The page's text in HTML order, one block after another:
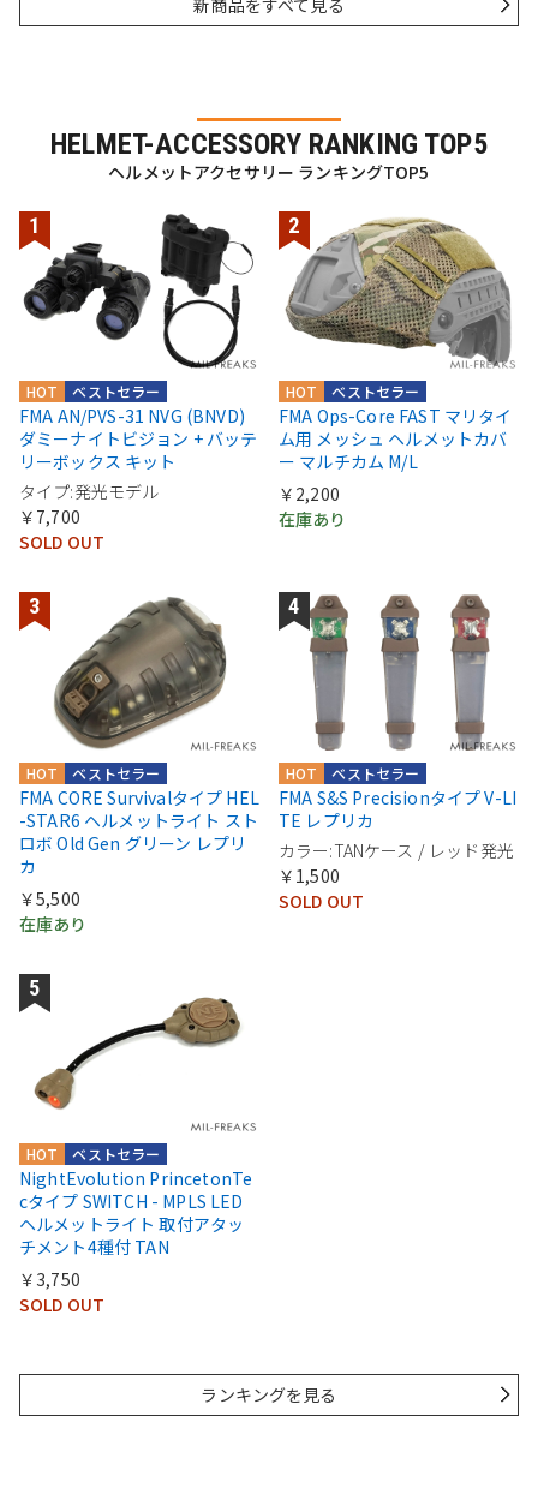
HELMET-ACCESSORY RANKING TOP5
ヘルメットアクセサリー ランキングTOP5
ベストセラー
HOT
FMA AN/PVS-31 NVG (BNVD)
ダミーナイトビジョン + バッテ
リーボックス キット
タイプ:発光モデル
￥7,700
SOLD OUT
ベストセラー
HOT
FMA Ops-Core FAST マリタイ
ム用 メッシュ ヘルメットカバ
ー マルチカム M/L
￥2,200
在庫あり
ベストセラー
HOT
FMA CORE Survivalタイプ HEL
-STAR6 ヘルメットライト スト
ロボ Old Gen グリーン レプリ
カ
￥5,500
在庫あり
ベストセラー
HOT
FMA S&S Precisionタイプ V-LI
TE レプリカ
カラー:TANケース / レッド発光
￥1,500
SOLD OUT
ベストセラー
HOT
NightEvolution PrincetonTe
cタイプ SWITCH - MPLS LED
ヘルメットライト 取付アタッ
チメント4種付 TAN
￥3,750
SOLD OUT
ランキングを見る